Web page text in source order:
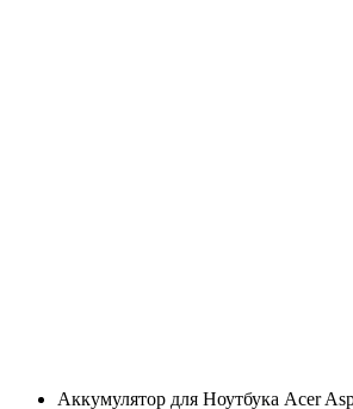
Аккумулятор для Ноутбука Acer